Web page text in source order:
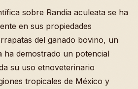
sobre Randia aculeata se ha
en sus propiedades
del ganado bovino, un
ha demostrado un potencial
su uso etnoveterinario
tropicales de México y